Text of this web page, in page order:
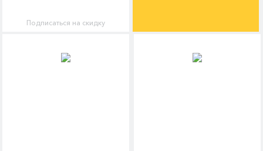
Подписаться на скидку